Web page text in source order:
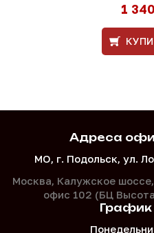
1
Адреса
МО, г. Подольск, ул.
Москва, Калужское
офис 102 (БЦ
График